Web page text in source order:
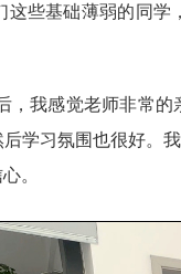
些基础薄弱的同
，我感觉老师非常
学习氛围也很好。
。